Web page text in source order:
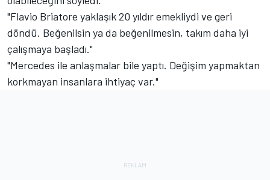
"Flavio Briatore yaklaşık 20 yıldır emekliydi ve geri
döndü. Beğenilsin ya da beğenilmesin, takım daha iyi
çalışmaya başladı."
"Mercedes ile anlaşmalar bile yaptı. Değişim yapmaktan
korkmayan insanlara ihtiyaç var."